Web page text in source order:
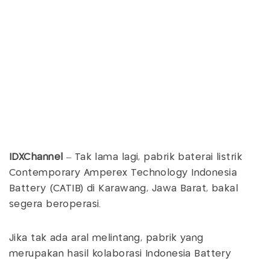
IDXChannel
– Tak lama lagi, pabrik baterai listrik
Contemporary Amperex Technology Indonesia
Battery (CATIB) di Karawang, Jawa Barat, bakal
segera beroperasi.
Jika tak ada aral melintang, pabrik yang
merupakan hasil kolaborasi Indonesia Battery